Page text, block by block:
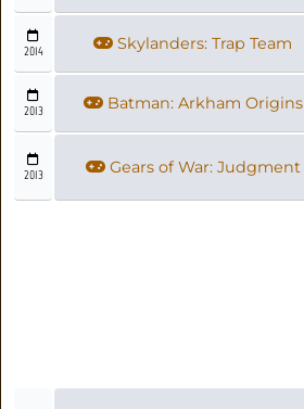
2014 Skylanders: Trap Team
2013 Batman: Arkham Origins
2013 Gears of War: Judgment